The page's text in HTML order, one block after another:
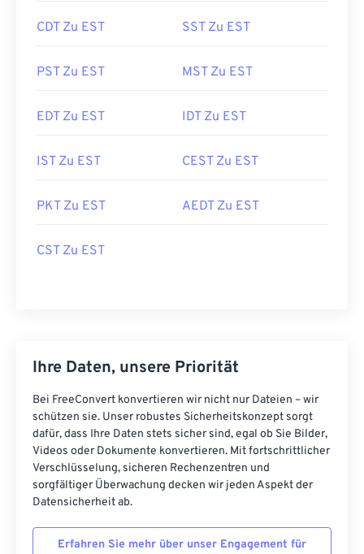
CDT Zu EST SST Zu EST
PST Zu EST MST Zu EST
EDT Zu EST IDT Zu EST
IST Zu EST CEST Zu EST
PKT Zu EST AEDT Zu EST
CST Zu EST
Ihre Daten, unsere Priorität
Bei FreeConvert konvertieren wir nicht nur Dateien – wir
schützen sie. Unser robustes Sicherheitskonzept sorgt
dafür, dass Ihre Daten stets sicher sind, egal ob Sie Bilder,
Videos oder Dokumente konvertieren. Mit fortschrittlicher
Verschlüsselung, sicheren Rechenzentren und
sorgfältiger Überwachung decken wir jeden Aspekt der
Datensicherheit ab.
Erfahren Sie mehr über unser Engagement für